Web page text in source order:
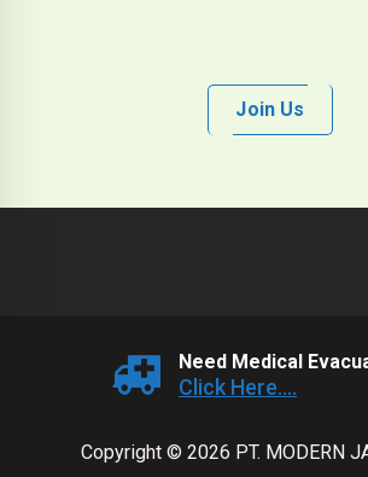
Join Us
Need Medical
Click Here....
Copyright © 2026 PT. MODERN